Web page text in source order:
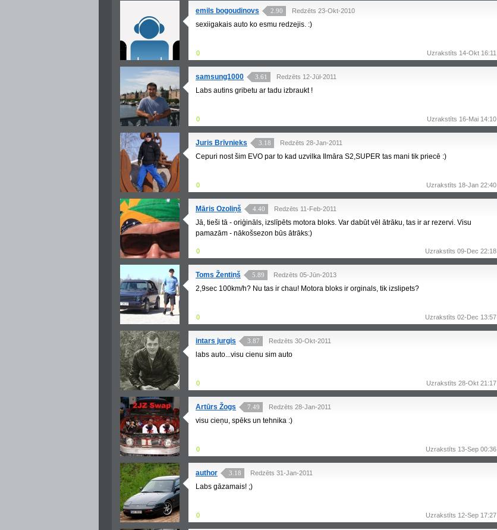
emils bogoudinovs 2.90 Redzēts 23-Okt-2010
sexiigakais auto ko esmu redzejis. :)
0 Uzrakstīts 14-Okt 16:11
samsung1000 3.61 Redzēts 12-Jūl-2011
Labs autins gribetu ar tadu izbraukt !
0 Uzrakstīts 16-Mai 14:10
Juris Brīvnieks 3.18 Redzēts 28-Jan-2011
Cepuri nost šim EVO par to kad uzvilka Ilmāra S2,SUPER tas mani tik priecē :)
0 Uzrakstīts 18-Jan 22:40
Māris Ozoliņš 4.40 Redzēts 11-Feb-2011
Jā, tieši tā - oriģināls, izslīpēts motora bloks. Var dabūt vēl ātrāku, tas ir ar rezervi. Visu
pamazām - nākošsezon būs ātrāks:)
0 Uzrakstīts 09-Dec 22:18
Toms Žentiņš 5.89 Redzēts 05-Jūn-2013
2,9sec 100km/h? Nu tas ir chau! Motora bloks ir orginals, tik izslipets?
0 Uzrakstīts 02-Dec 13:57
intars jurgis 3.87 Redzēts 30-Okt-2011
labs auto...visu cienu sim auto
0 Uzrakstīts 28-Okt 21:17
Artūrs Žogs 7.49 Redzēts 28-Jan-2011
visu cieņu, spēks un tehnika :)
0 Uzrakstīts 13-Sep 00:36
author 3.18 Redzēts 31-Jan-2011
Labs gāzamais! ;)
0 Uzrakstīts 12-Sep 17:27